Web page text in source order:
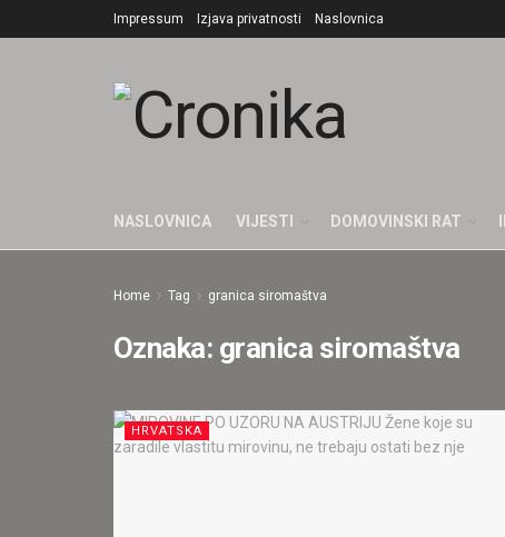
Impressum Izjava privatnosti Naslovnica
NASLOVNICA VIJESTI DOMOVINSKI RAT
Home Tag granica siromaštva
Oznaka: granica siromaštva
HRVATSKA